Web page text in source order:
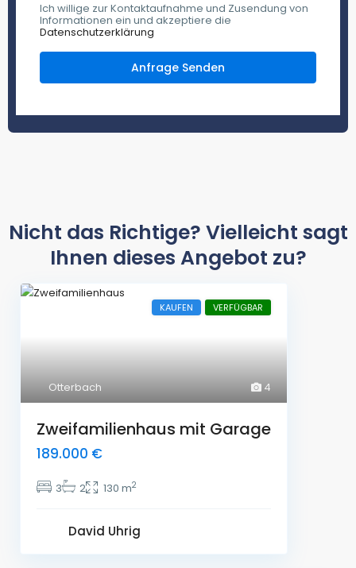
Ich willige zur Kontaktaufnahme und Zusendung von
Informationen ein und akzeptiere die
Datenschutzerklärung
Nicht das Richtige? Vielleicht sagt
Ihnen dieses Angebot zu?​
4
Otterbach
KAUFEN VERFÜGBAR
Zweifamilienhaus mit Garage
189.000 €
3 2 130 m2
David Uhrig